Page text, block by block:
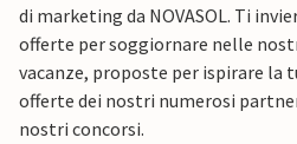
di marketing da NOVASOL. Ti
offerte per soggiornare nelle
vacanze, proposte per ispirare la
offerte dei nostri numerosi
nostri concorsi.